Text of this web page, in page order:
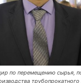
по перемещению сырья,
трубопрокатного